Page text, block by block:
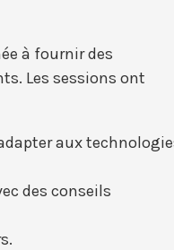
à fournir des
Les sessions ont
aux
des conseils